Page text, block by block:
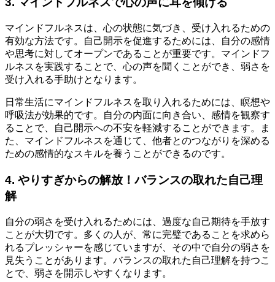
マインドフルネスは、心の状態に気づき、受け入れるための
有効な方法です。自己開示を促進するためには、自分の感情
や思考に対してオープンであることが重要です。マインドフ
ルネスを実践することで、心の声を聞くことができ、弱さを
受け入れる手助けとなります。
日常生活にマインドフルネスを取り入れるためには、瞑想や
呼吸法が効果的です。自分の内面に向き合い、感情を観察す
ることで、自己開示への不安を軽減することができます。ま
た、マインドフルネスを通じて、他者とのつながりを深める
ための感情的なスキルを養うことができるのです。
4. やりすぎからの解放！バランスの取れた自己理
解
自分の弱さを受け入れるためには、過度な自己期待を手放す
ことが大切です。多くの人が、常に完璧であることを求めら
れるプレッシャーを感じていますが、その中で自分の弱さを
見失うことがあります。バランスの取れた自己理解を持つこ
とで、弱さを開示しやすくなります。